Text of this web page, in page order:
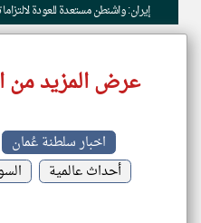
إيران: واشنطن مستعدة للعودة
عرض المزيد من
اخبار سلطنة عُمان
أحداث عالمية